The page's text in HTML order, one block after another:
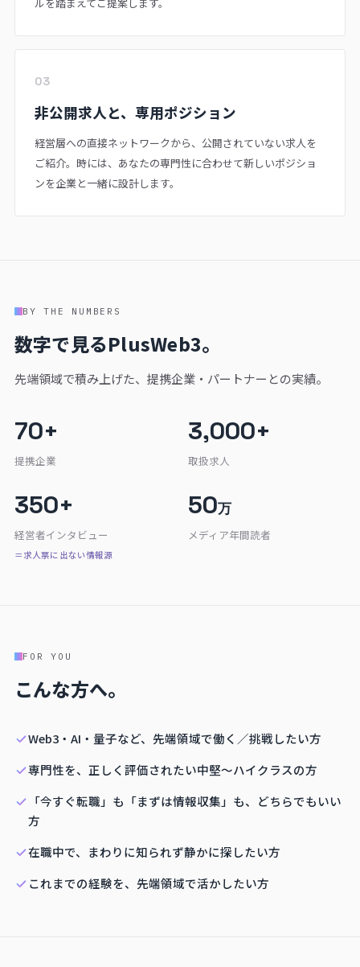
03
非公開求人と、専用ポジション
経営層への直接ネットワークから、公開されていない求人を
ご紹介。時には、あなたの専門性に合わせて新しいポジショ
ンを企業と一緒に設計します。
BY THE NUMBERS
数字で見るPlusWeb3。
先端領域で積み上げた、提携企業・パートナーとの実績。
70+
提携企業
3,000+
取扱求人
350+
経営者インタビュー
＝求人票に出ない情報源
50万
メディア年間読者
FOR YOU
こんな方へ。
Web3・AI・量子など、先端領域で働く／挑戦したい方
専門性を、正しく評価されたい中堅〜ハイクラスの方
「今すぐ転職」も「まずは情報収集」も、どちらでもいい
方
在職中で、まわりに知られず静かに探したい方
これまでの経験を、先端領域で活かしたい方